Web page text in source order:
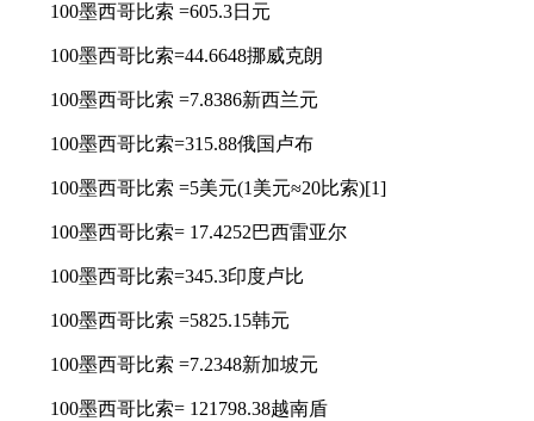
100墨西哥比索 =605.3日元
100墨西哥比索=44.6648挪威克朗
100墨西哥比索 =7.8386新西兰元
100墨西哥比索=315.88俄国卢布
100墨西哥比索 =5美元(1美元≈20比索)[1]
100墨西哥比索= 17.4252巴西雷亚尔
100墨西哥比索=345.3印度卢比
100墨西哥比索 =5825.15韩元
100墨西哥比索 =7.2348新加坡元
100墨西哥比索= 121798.38越南盾